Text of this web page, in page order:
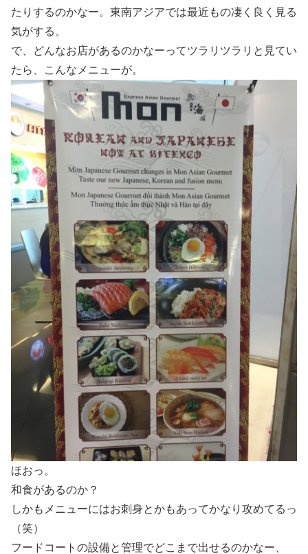
たりするのかなー。東南アジアでは最近もの凄く良く見る
気がする。
で、どんなお店があるのかなーってツラリツラリと見てい
たら、こんなメニューが。
ほおっ。
和食があるのか？
しかもメニューにはお刺身とかもあってかなり攻めてるっ
（笑）
フードコートの設備と管理でどこまで出せるのかなー、